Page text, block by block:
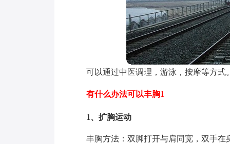
可以通过中医调理，游泳，按摩等方式。
有什么办法可以丰胸1
1、扩胸运动
丰胸方法：双脚打开与肩同宽，双手